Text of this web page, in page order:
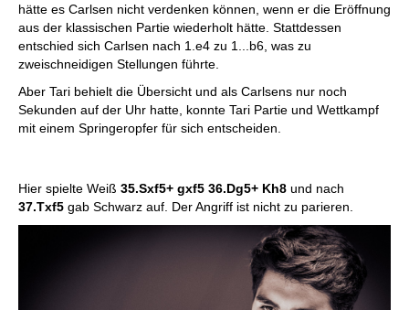
hätte es Carlsen nicht verdenken können, wenn er die Eröffnung
aus der klassischen Partie wiederholt hätte. Stattdessen
entschied sich Carlsen nach 1.e4 zu 1...b6, was zu
zweischneidigen Stellungen führte.
Aber Tari behielt die Übersicht und als Carlsens nur noch
Sekunden auf der Uhr hatte, konnte Tari Partie und Wettkampf
mit einem Springeropfer für sich entscheiden.
Hier spielte Weiß 35.Sxf5+ gxf5 36.Dg5+ Kh8 und nach
37.Txf5 gab Schwarz auf. Der Angriff ist nicht zu parieren.